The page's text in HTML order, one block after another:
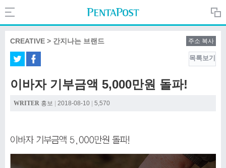
COMPANY
CULTURE
Search
PentaPost.net
CREATIVE > 간지나는 브랜드 주소 복사
목록보기
이바자 기부금액 5,000만원 돌파!
WRITER 홍보 2018-08-10 5,570